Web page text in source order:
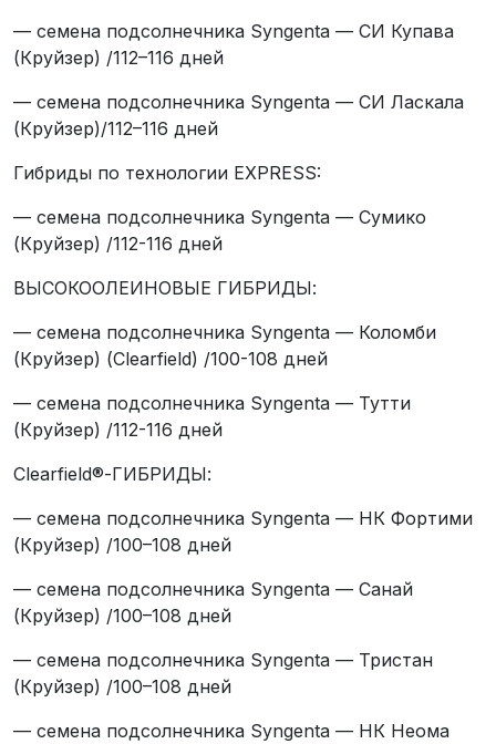
— семена подсолнечника Syngenta — СИ Купава
(Круйзер) /112–116 дней
— семена подсолнечника Syngenta — СИ Ласкала
(Круйзер)/112–116 дней
Гибриды по технологии EXPRESS:
— семена подсолнечника Syngenta — Cумико
(Круйзер) /112-116 дней
ВЫСОКООЛЕИНОВЫЕ ГИБРИДЫ:
— семена подсолнечника Syngenta — Коломби
(Круйзер) (Clearfield) /100-108 дней
— семена подсолнечника Syngenta — Тутти
(Круйзер) /112-116 дней
Clearfield®-ГИБРИДЫ:
— семена подсолнечника Syngenta — НК Фортими
(Круйзер) /100–108 дней
— семена подсолнечника Syngenta — Санай
(Круйзер) /100–108 дней
— семена подсолнечника Syngenta — Тристан
(Круйзер) /100–108 дней
— семена подсолнечника Syngenta — НК Неома